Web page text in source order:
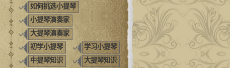
如何挑选小提琴
小提琴演奏家
大提琴演奏家
初学小提琴
学习小提琴
中提琴知识
大提琴知识